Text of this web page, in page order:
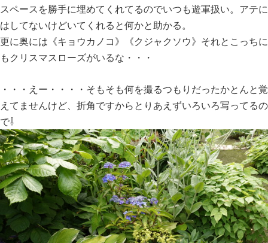
スペースを勝手に埋めてくれてるのでいつも遊軍扱い。アテに
はしてないけどいてくれると何かと助かる。
更に奥には《キョウカノコ》《クジャクソウ》それとこっちに
もクリスマスローズがいるな・・・
・・・えー・・・・そもそも何を撮るつもりだったかとんと覚
えてませんけど、折角ですからとりあえずいろいろ写ってるの
で⇩